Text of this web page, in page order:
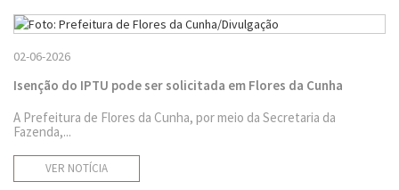
02-06-2026
Isenção do IPTU pode ser solicitada em Flores da Cunha
A Prefeitura de Flores da Cunha, por meio da Secretaria da
Fazenda,...
VER NOTÍCIA